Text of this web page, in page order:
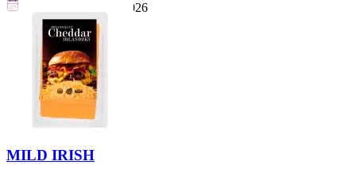
07-10-2026
MILD IRISH